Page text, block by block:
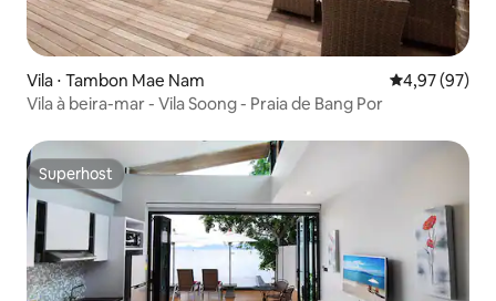
Vila ⋅ Tambon Mae Nam 4,97 de uma
4,97 (97)
Vila à beira-mar - Vila Soong - Praia de Bang Por
Superhost
Superhost